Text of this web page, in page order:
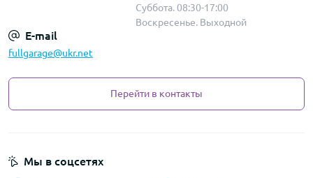
Суббота. 08:30-17:00
Воскресенье. Выходной
E-mail
fullgarage@ukr.net
Перейти в контакты
Мы в соцсетях